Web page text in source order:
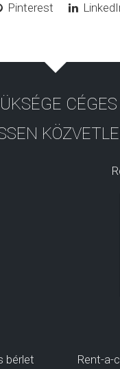
Pinterest
bérlet
Rent-a-